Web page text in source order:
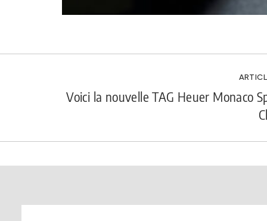
Voici la nouvelle TAG Heuer Monaco